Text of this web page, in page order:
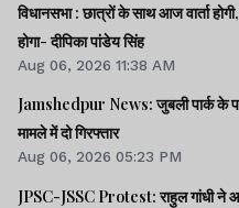
विधानसभा : छात्रों के साथ आज वार्ता
होगा- दीपिका पांडेय सिंह
Aug 06, 2026 11:38 AM
Jamshedpur News: जुबली पार्क के
मामले में दो गिरफ्तार
Aug 06, 2026 05:23 PM
JPSC-JSSC Protest: राहुल गांधी ने